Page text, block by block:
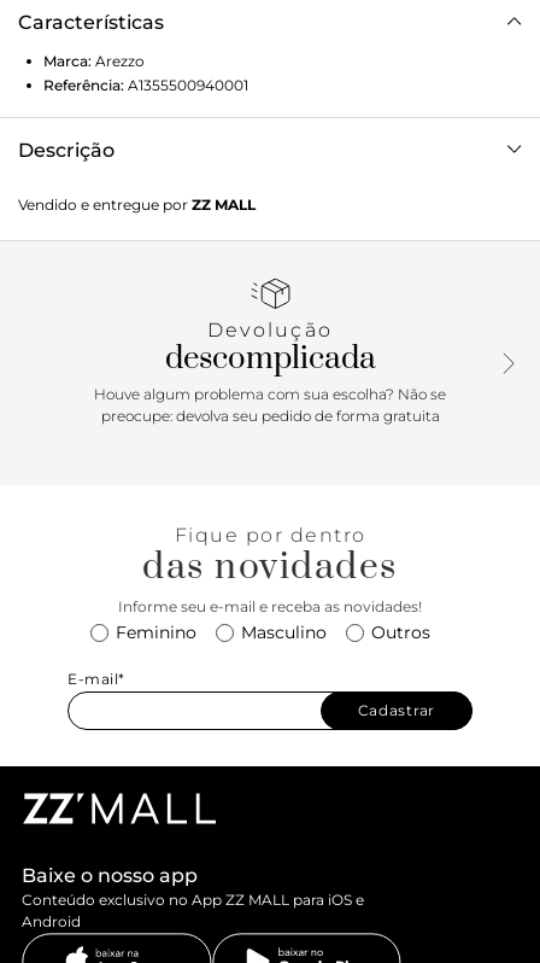
Características
Marca: Arezzo
Referência: A1355500940001
Descrição
com formato anatômico e inscrição do nome da marca.
Possui solado flatform, base emborrachada e formato
metal dourado bold no centro, além de duas tiras finas que
contornam o calcanhar e fecham em fivela lateral. Conta
ainda com tiras largas de suporte nas laterais. Aberta, a
sandália exibe todo o pé.
Vendido e entregue por ZZ MALL
Devolução
descomplicada
Houve algum problema com sua escolha? Não se
preocupe: devolva seu pedido de forma gratuita
Fique por dentro
das novidades
Informe seu e-mail e receba as novidades!
Feminino Masculino Outros
E-mail*
Cadastrar
Baixe o nosso app
Conteúdo exclusivo no App ZZ MALL para iOS e
Android